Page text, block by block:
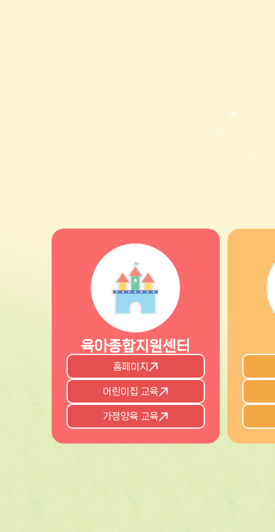
육아종합지원센터
홈페이지
어린이집 교육
가정양육 교육